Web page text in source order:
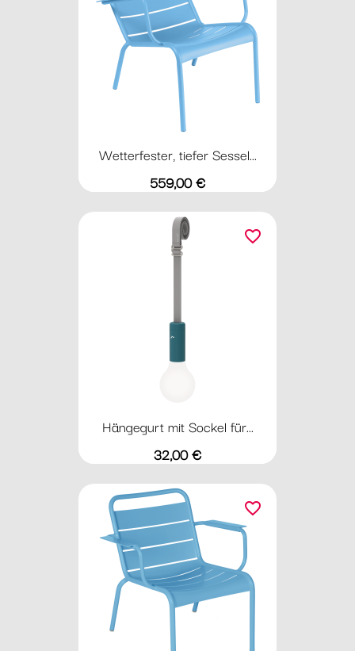
Wetterfester, tiefer Sessel...
Preis
559,00 €
Hängegurt mit Sockel für...
Preis
32,00 €
favorite_border
favorite_border